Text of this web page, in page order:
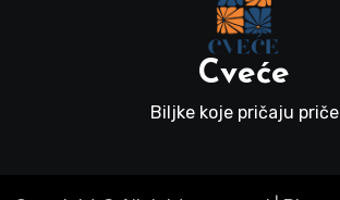
Cveće
Biljke koje pričaju priče